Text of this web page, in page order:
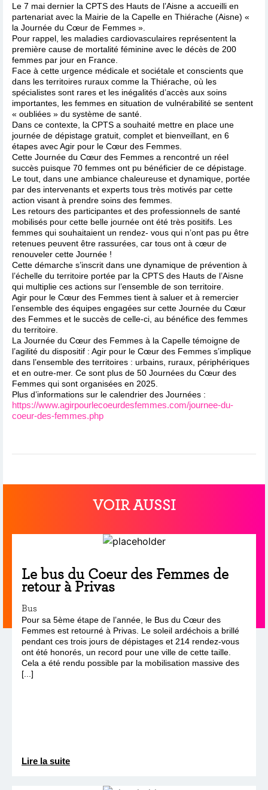
Le 7 mai dernier la CPTS des Hauts de l’Aisne a accueilli en
partenariat avec la Mairie de la Capelle en Thiérache (Aisne) «
la Journée du Cœur de Femmes ».
Pour rappel, les maladies cardiovasculaires représentent la
première cause de mortalité féminine avec le décès de 200
femmes par jour en France.
Face à cette urgence médicale et sociétale et conscients que
dans les territoires ruraux comme la Thiérache, où les
spécialistes sont rares et les inégalités d’accès aux soins
importantes, les femmes en situation de vulnérabilité se sentent
« oubliées » du système de santé.
Dans ce contexte, la CPTS a souhaité mettre en place une
journée de dépistage gratuit, complet et bienveillant, en 6
étapes avec Agir pour le Cœur des Femmes.
Cette Journée du Cœur des Femmes a rencontré un réel
succès puisque 70 femmes ont pu bénéficier de ce dépistage.
Le tout, dans une ambiance chaleureuse et dynamique, portée
par des intervenants et experts tous très motivés par cette
action visant à prendre soins des femmes.
Les retours des participantes et des professionnels de santé
mobilisés pour cette belle journée ont été très positifs. Les
femmes qui souhaitaient un rendez- vous qui n’ont pas pu être
retenues peuvent être rassurées, car tous ont à cœur de
renouveler cette Journée !
Cette démarche s’inscrit dans une dynamique de prévention à
l’échelle du territoire portée par la CPTS des Hauts de l’Aisne
qui multiplie ces actions sur l’ensemble de son territoire.
Agir pour le Cœur des Femmes tient à saluer et à remercier
l’ensemble des équipes engagées sur cette Journée du Cœur
des Femmes et le succès de celle-ci, au bénéfice des femmes
du territoire.
La Journée du Cœur des Femmes à la Capelle témoigne de
l’agilité du dispositif : Agir pour le Cœur des Femmes s’implique
dans l’ensemble des territoires : urbains, ruraux, périphériques
et en outre-mer. Ce sont plus de 50 Journées du Cœur des
Femmes qui sont organisées en 2025.
Plus d’informations sur le calendrier des Journées :
https://www.agirpourlecoeurdesfemmes.com/journee-du-
coeur-des-femmes.php
VOIR AUSSI
Le bus du Coeur des Femmes de
retour à Privas
Bus
Pour sa 5ème étape de l’année, le Bus du Cœur des
Femmes est retourné à Privas. Le soleil ardéchois a brillé
pendant ces trois jours de dépistages et 214 rendez-vous
ont été honorés, un record pour une ville de cette taille.
Cela a été rendu possible par la mobilisation massive des
[...]
Lire la suite